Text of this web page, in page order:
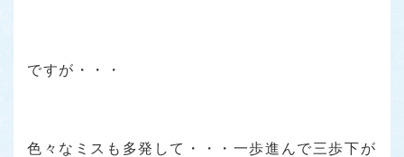
ですが・・・
色々なミスも多発して・・・一歩進んで三歩下が